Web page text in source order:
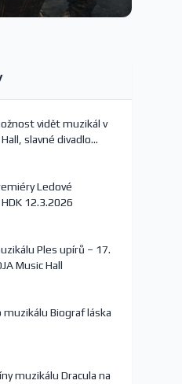
vidět muzikál v
slavné divadlo
Ledové
12.3.2026
Ples upírů – 17.
Music Hall
muzikálu Biograf láska
muzikálu Dracula na